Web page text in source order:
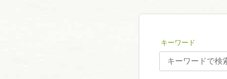
キーワード